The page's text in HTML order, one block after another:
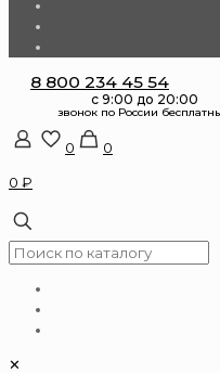
8 800 234 45 54
0
0
0 ₽
✕